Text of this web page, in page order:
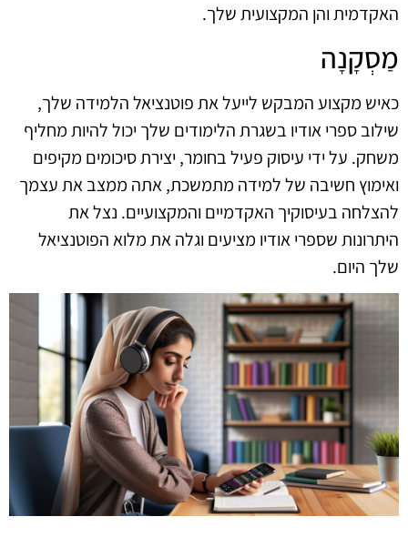
האקדמית והן המקצועית שלך.
מַסְקָנָה
כאיש מקצוע המבקש לייעל את פוטנציאל הלמידה שלך,
שילוב ספרי אודיו בשגרת הלימודים שלך יכול להיות מחליף
משחק. על ידי עיסוק פעיל בחומר, יצירת סיכומים מקיפים
ואימוץ חשיבה של למידה מתמשכת, אתה ממצב את עצמך
להצלחה בעיסוקיך האקדמיים והמקצועיים. נצל את
היתרונות שספרי אודיו מציעים וגלה את מלוא הפוטנציאל
שלך היום.